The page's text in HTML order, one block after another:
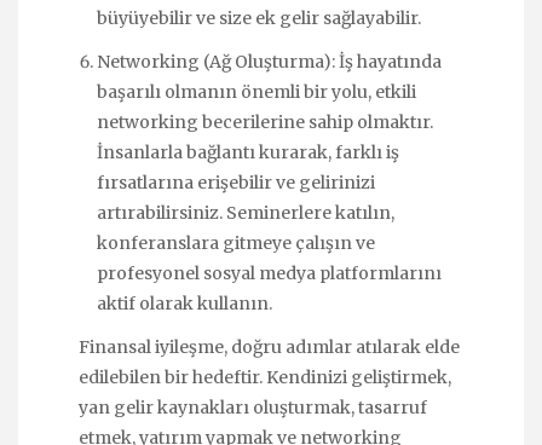
büyüyebilir ve size ek gelir sağlayabilir.
Networking (Ağ Oluşturma): İş hayatında
başarılı olmanın önemli bir yolu, etkili
networking becerilerine sahip olmaktır.
İnsanlarla bağlantı kurarak, farklı iş
fırsatlarına erişebilir ve gelirinizi
artırabilirsiniz. Seminerlere katılın,
konferanslara gitmeye çalışın ve
profesyonel sosyal medya platformlarını
aktif olarak kullanın.
Finansal iyileşme, doğru adımlar atılarak elde
edilebilen bir hedeftir. Kendinizi geliştirmek,
yan gelir kaynakları oluşturmak, tasarruf
etmek, yatırım yapmak ve networking